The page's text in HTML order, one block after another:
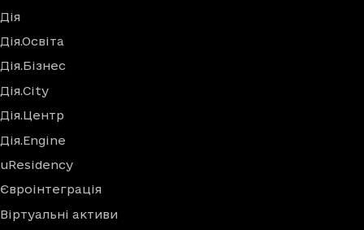
Дія
Дія.Освіта
Дія.Бізнес
Дія.City
Дія.Центр
Дія.Engine
uResidency
Євроінтеграція
Віртуальні активи